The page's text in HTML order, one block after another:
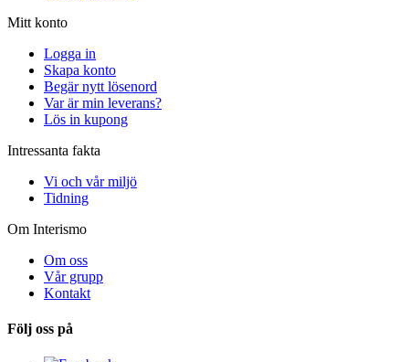
Mitt konto
Logga in
Skapa konto
Begär nytt lösenord
Var är min leverans?
Lös in kupong
Intressanta fakta
Vi och vår miljö
Tidning
Om Interismo
Om oss
Vår grupp
Kontakt
Följ oss på